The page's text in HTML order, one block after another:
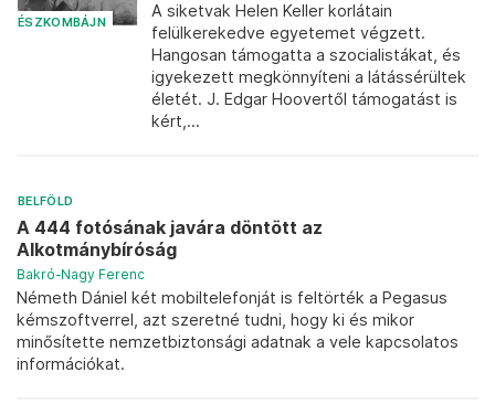
ÉSZKOMBÁJN
A siketvak Helen Keller korlátain
felülkerekedve egyetemet végzett.
Hangosan támogatta a szocialistákat, és
igyekezett megkönnyíteni a látássérültek
életét. J. Edgar Hoovertől támogatást is
kért,...
BELFÖLD
A 444 fotósának javára döntött az
Alkotmánybíróság
Bakró-Nagy Ferenc
Németh Dániel két mobiltelefonját is feltörték a Pegasus
kémszoftverrel, azt szeretné tudni, hogy ki és mikor
minősítette nemzetbiztonsági adatnak a vele kapcsolatos
információkat.